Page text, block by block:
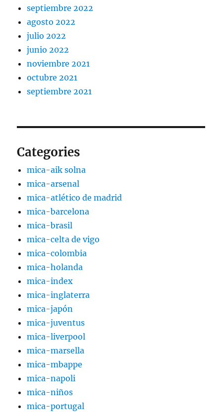
septiembre 2022
agosto 2022
julio 2022
junio 2022
noviembre 2021
octubre 2021
septiembre 2021
Categories
mica-aik solna
mica-arsenal
mica-atlético de madrid
mica-barcelona
mica-brasil
mica-celta de vigo
mica-colombia
mica-holanda
mica-index
mica-inglaterra
mica-japón
mica-juventus
mica-liverpool
mica-marsella
mica-mbappe
mica-napoli
mica-niños
mica-portugal